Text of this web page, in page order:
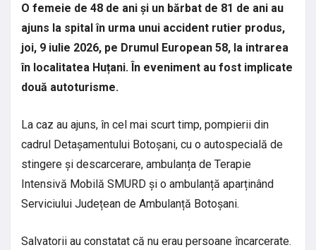
O femeie de 48 de ani și un bărbat de 81 de ani au
ajuns la spital în urma unui accident rutier produs,
joi, 9 iulie 2026, pe Drumul European 58, la intrarea
în localitatea Huțani. În eveniment au fost implicate
două autoturisme.
La caz au ajuns, în cel mai scurt timp, pompierii din
cadrul Detașamentului Botoșani, cu o autospecială de
stingere și descarcerare, ambulanța de Terapie
Intensivă Mobilă SMURD și o ambulanță aparținând
Serviciului Județean de Ambulanță Botoșani.
Salvatorii au constatat că nu erau persoane încarcerate.